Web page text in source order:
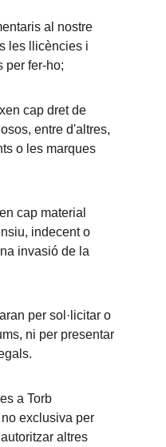
al nostre
les llicències i
per fer-ho;
cap dret de
entre d'altres,
o les marques
cap material
indecent o
invasió de la
per sol·licitar o
ni per presentar
a Torb
exclusiva per
altres